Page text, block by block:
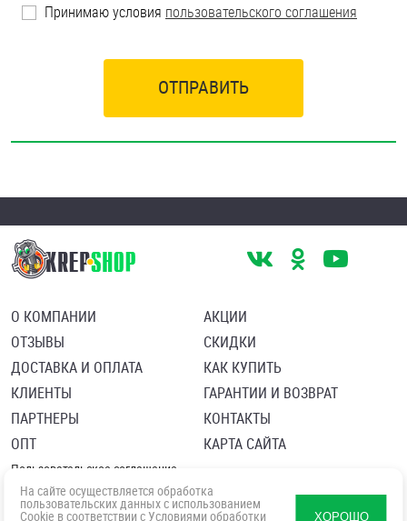
Принимаю условия пользовательского соглашения
ОТПРАВИТЬ
О КОМПАНИИ
ОТЗЫВЫ
ДОСТАВКА И ОПЛАТА
КЛИЕНТЫ
ПАРТНЕРЫ
ОПТ
АКЦИИ
СКИДКИ
КАК КУПИТЬ
ГАРАНТИИ И ВОЗВРАТ
КОНТАКТЫ
КАРТА САЙТА
Пользовательское соглашение
Политика в отношении обработки персональных данных
Согласие посетителя сайта на обработку персональных данны
На сайте осуществляется обработка
пользовательских данных с использованием
Cookie в соответствии с Условиями обработки ХОРОШО